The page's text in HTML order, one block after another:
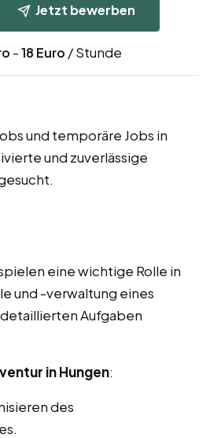
Jetzt bewerben
-18 Euro / Stunde
und temporäre Jobs in
und zuverlässige
eine wichtige Rolle in
und -verwaltung eines
Aufgaben
in Hungen:
des